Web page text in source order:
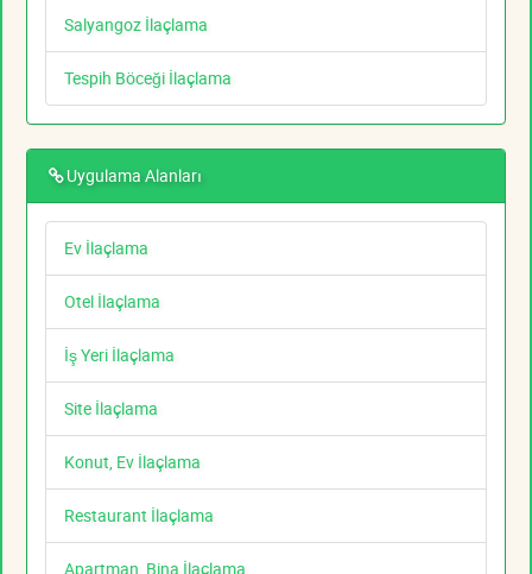
Salyangoz İlaçlama
Tespih Böceği İlaçlama
Uygulama Alanları
Ev İlaçlama
Otel İlaçlama
İş Yeri İlaçlama
Site İlaçlama
Konut, Ev İlaçlama
Restaurant İlaçlama
Apartman, Bina İlaçlama